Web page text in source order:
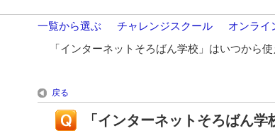
一覧から選ぶ チャレンジスクール オンライ
「インターネットそろばん学校」はいつから使
戻る
「インターネットそろばん